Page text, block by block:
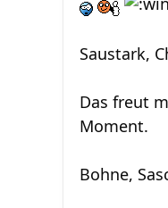
Saustark,
Das freut
Moment.
Bohne,